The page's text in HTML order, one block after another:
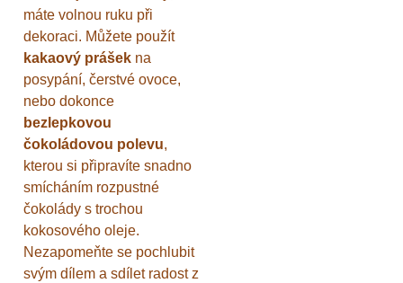
máte volnou ruku při
dekoraci. Můžete použít
kakaový prášek na
posypání, čerstvé ovoce,
nebo dokonce
bezlepkovou
čokoládovou polevu,
kterou si připravíte snadno
smícháním rozpustné
čokolády s trochou
kokosového oleje.
Nezapomeňte se pochlubit
svým dílem a sdílet radost z